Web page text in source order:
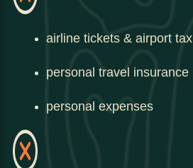
airline tickets & airport tax
personal travel insurance
personal expenses